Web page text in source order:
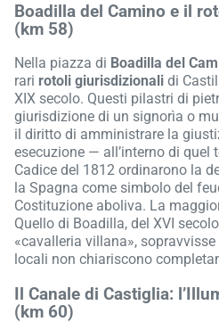
Boadilla del Camino e il
(km 58)
Nella piazza di Boadilla del
rari rotoli giurisdizionali di
XIX secolo. Questi pilastri di
giurisdizione di un signorìa o
il diritto di amministrare la
esecuzione — all’interno di quel
Cadice del 1812 ordinarono la
la Spagna come simbolo del
Costituzione aboliva. La
Quello di Boadilla, del XVI
«cavalleria villana»,
locali non chiariscono
Il Canale di Castiglia:
(km 60)